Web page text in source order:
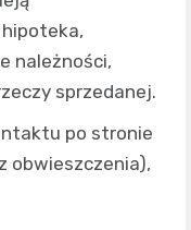
należności,
sprzedanej.
po stronie
obwieszczenia),